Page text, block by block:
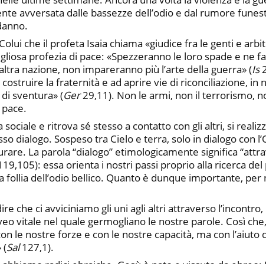
avversata dalle bassezze dell’odio e dal rumore
che il profeta Isaia chiama «giudice fra le genti e
profezia di pace: «Spezzeranno le loro spade e ne
nazione, non impareranno più l’arte della guerra» (Is
la fraternità e ad aprire vie di riconciliazione, in
sventura» (Ger29,11). Non le armi, non il terrorismo,
e ritrova sé stesso a contatto con gli altri, si
dialogo. Sospeso tra Cielo e terra, solo in dialogo con
La parola “dialogo” etimologicamente significa
essa orienta i nostri passi proprio alla ricerca del
follia dell’odio bellico. Quanto è dunque importante, per
che ci avviciniamo gli uni agli altri attraverso l’incontro,
vitale nel quale germogliano le nostre parole. Così
le nostre forze e con le nostre capacità, ma con l’aiuto
(Sal127,1).